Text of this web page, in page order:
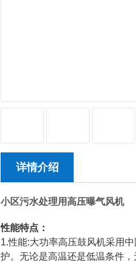
详情介绍
小区污水处理用高压曝气风机
性能特点：
1.性能:大功率高压鼓风机采用
护。无论是高温还是低温条件